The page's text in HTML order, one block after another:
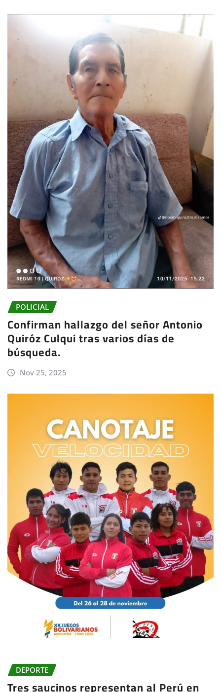
POLICIAL
Confirman hallazgo del señor Antonio
Quiróz Culqui tras varios días de
búsqueda.
Nov 25, 2025
DEPORTE
Tres saucinos representan al Perú en